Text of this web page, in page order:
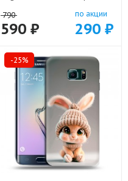
790
590 ₽
по акции
290 ₽
-25%